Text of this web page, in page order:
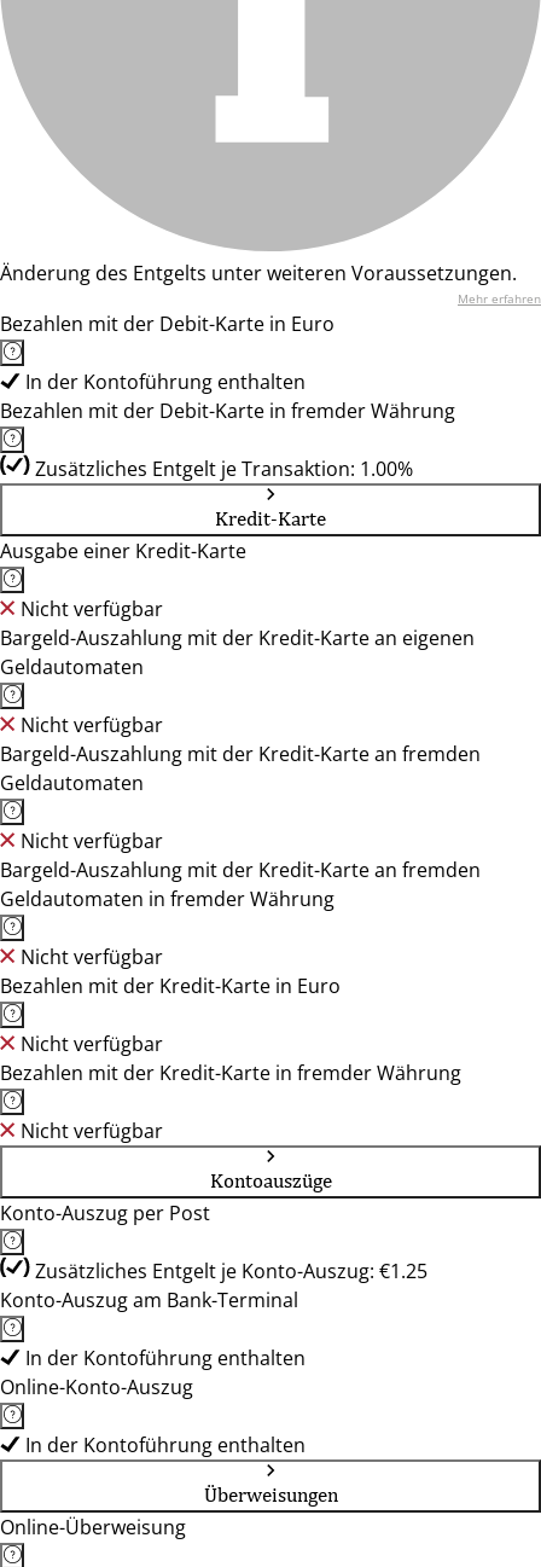
Änderung des Entgelts unter weiteren Voraussetzungen.
Mehr erfahren
Bezahlen mit der Debit-Karte in Euro
In der Kontoführung enthalten
Bezahlen mit der Debit-Karte in fremder Währung
Zusätzliches Entgelt je Transaktion: 1.00%
Kredit-Karte
Ausgabe einer Kredit-Karte
Nicht verfügbar
Bargeld-Auszahlung mit der Kredit-Karte an eigenen
Geldautomaten
Nicht verfügbar
Bargeld-Auszahlung mit der Kredit-Karte an fremden
Geldautomaten
Nicht verfügbar
Bargeld-Auszahlung mit der Kredit-Karte an fremden
Geldautomaten in fremder Währung
Nicht verfügbar
Bezahlen mit der Kredit-Karte in Euro
Nicht verfügbar
Bezahlen mit der Kredit-Karte in fremder Währung
Nicht verfügbar
Kontoauszüge
Konto-Auszug per Post
Zusätzliches Entgelt je Konto-Auszug: €1.25
Konto-Auszug am Bank-Terminal
In der Kontoführung enthalten
Online-Konto-Auszug
In der Kontoführung enthalten
Überweisungen
Online-Überweisung